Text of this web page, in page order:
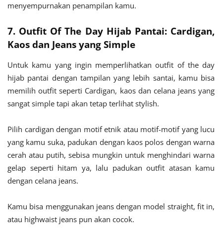
menyempurnakan penampilan kamu.
7. Outfit Of The Day Hijab Pantai: Cardigan,
Kaos dan Jeans yang Simple
Untuk kamu yang ingin memperlihatkan outfit of the day
hijab pantai dengan tampilan yang lebih santai, kamu bisa
memilih outfit seperti Cardigan, kaos dan celana jeans yang
sangat simple tapi akan tetap terlihat stylish.
Pilih cardigan dengan motif etnik atau motif-motif yang lucu
yang kamu suka, padukan dengan kaos polos dengan warna
cerah atau putih, sebisa mungkin untuk menghindari warna
gelap seperti hitam ya, lalu padukan outfit atasan kamu
dengan celana jeans.
Kamu bisa menggunakan jeans dengan model straight, fit in,
atau highwaist jeans pun akan cocok.